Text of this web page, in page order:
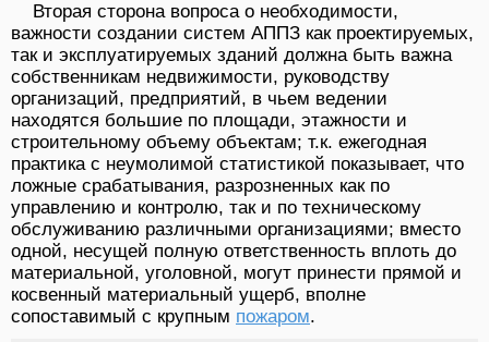
Вторая сторона вопроса о необходимости,
важности создании систем АППЗ как проектируемых,
так и эксплуатируемых зданий должна быть важна
собственникам недвижимости, руководству
организаций, предприятий, в чьем ведении
находятся большие по площади, этажности и
строительному объему объектам; т.к. ежегодная
практика с неумолимой статистикой показывает, что
ложные срабатывания, разрозненных как по
управлению и контролю, так и по техническому
обслуживанию различными организациями; вместо
одной, несущей полную ответственность вплоть до
материальной, уголовной, могут принести прямой и
косвенный материальный ущерб, вполне
сопоставимый с крупным пожаром.